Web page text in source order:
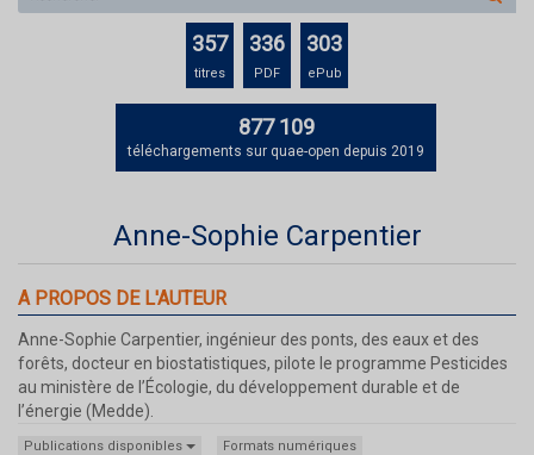
sur
le
357
titres
336
PDF
303
ePub
877 109
téléchargements sur quae-open depuis 2019
Anne-Sophie Carpentier
A PROPOS DE L'AUTEUR
Anne-Sophie Carpentier, ingénieur des ponts, des eaux et des
forêts, docteur en biostatistiques, pilote le programme Pesticides
au ministère de l’Écologie, du développement durable et de
l’énergie (Medde).
Publications disponibles Formats numériques